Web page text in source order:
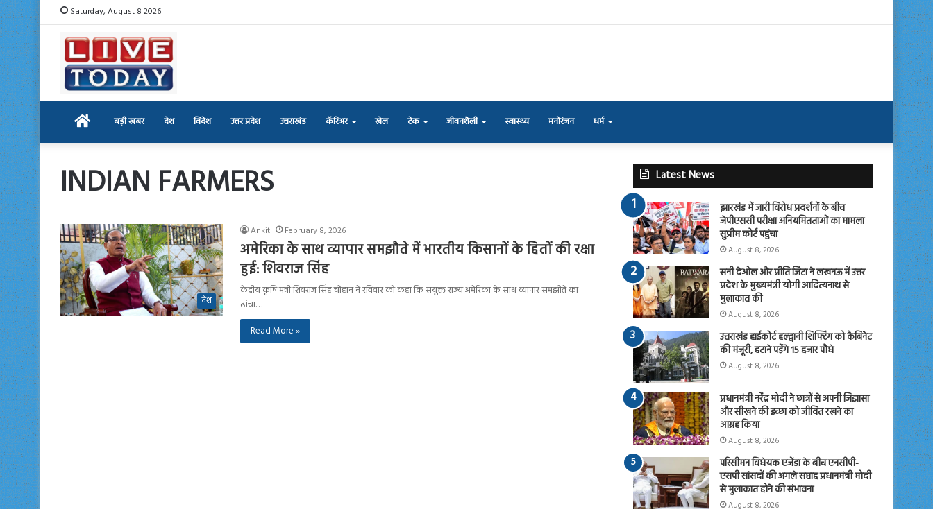
Saturday, August 8 2026
Home बड़ी खबर देश विदेश उत्तर प्रदेश उत्तराखंड कॅरिअर खेल टेक जीवनशैली स्वास्थ्य मनोरंजन धर्म
INDIAN FARMERS
देश
Ankit February 8, 2026
अमेरिका के साथ व्यापार समझौते में भारतीय किसानों के हितों की रक्षा
हुई: शिवराज सिंह
केंद्रीय कृषि मंत्री शिवराज सिंह चौहान ने रविवार को कहा कि संयुक्त राज्य अमेरिका के साथ व्यापार समझौते का
ढांचा…
Read More »
Latest News
झारखंड में जारी विरोध प्रदर्शनों के बीच
जेपीएससी परीक्षा अनियमितताओं का मामला
सुप्रीम कोर्ट पहुंचा
August 8, 2026
सनी देओल और प्रीति जिंटा ने लखनऊ में उत्तर
प्रदेश के मुख्यमंत्री योगी आदित्यनाथ से
मुलाकात की
August 8, 2026
उत्तराखंड हाईकोर्ट हल्द्वानी शिफ्टिंग को कैबिनेट
की मंजूरी, हटाने पड़ेंगे 15 हजार पौधे
August 8, 2026
प्रधानमंत्री नरेंद्र मोदी ने छात्रों से अपनी जिज्ञासा
और सीखने की इच्छा को जीवित रखने का
आग्रह किया
August 8, 2026
परिसीमन विधेयक एजेंडा के बीच एनसीपी-
एसपी सांसदों की अगले सप्ताह प्रधानमंत्री मोदी
से मुलाकात होने की संभावना
August 8, 2026